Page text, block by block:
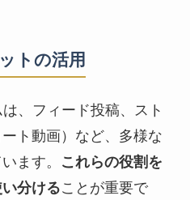
トの活用
、フィード投稿、スト
ト動画）など、多様な
ます。
これらの役割を
分けることが重要で